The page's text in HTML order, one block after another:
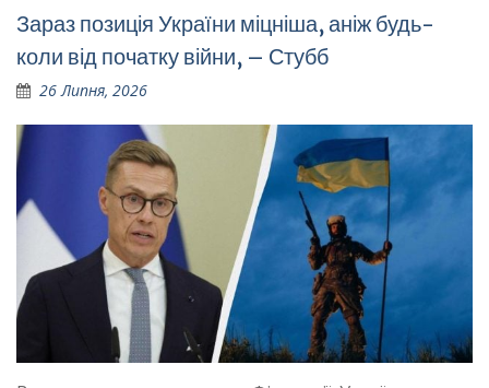
Зараз позиція України міцніша, аніж будь-
коли від початку війни, – Стубб
26 Липня, 2026